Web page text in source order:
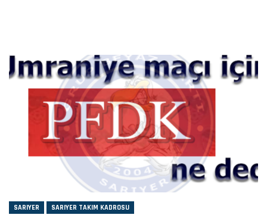
SARIYER SARIYER TAKIM KADROSU